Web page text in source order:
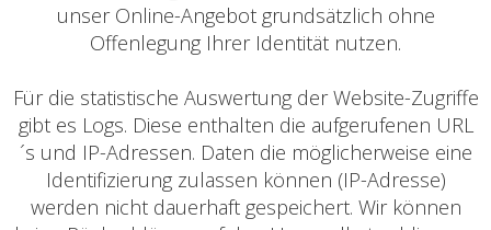
unser Online-Angebot grundsätzlich ohne
Offenlegung Ihrer Identität nutzen.
Für die statistische Auswertung der Website-Zugriffe
gibt es Logs. Diese enthalten die aufgerufenen URL
´s und IP-Adressen. Daten die möglicherweise eine
Identifizierung zulassen können (IP-Adresse)
werden nicht dauerhaft gespeichert. Wir können